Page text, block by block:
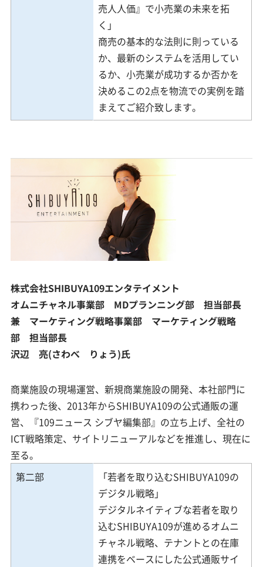
売人人価』で小売業の未来を拓
く」
商売の基本的な法則に則っている
か、最新のシステムを活用してい
るか、小売業が成功するか否かを
決めるこの2点を物流での実例を踏
まえてご紹介致します。
株式会社SHIBUYA109エンタテイメント
オムニチャネル事業部 MDプランニング部 担当部長
兼 マーケティング戦略事業部 マーケティング戦略
部 担当部長
沢辺 亮(さわべ りょう)氏
商業施設の現場運営、新規商業施設の開発、本社部門に
携わった後、2013年からSHIBUYA109の公式通販の運
営、『109ニュース シブヤ編集部』の立ち上げ、全社の
ICT戦略策定、サイトリニューアルなどを推進し、現在に
至る。
第二部
「若者を取り込むSHIBUYA109の
デジタル戦略」
デジタルネイティブな若者を取り
込むSHIBUYA109が進めるオムニ
チャネル戦略、テナントとの在庫
連携をベースにした公式通販サイ